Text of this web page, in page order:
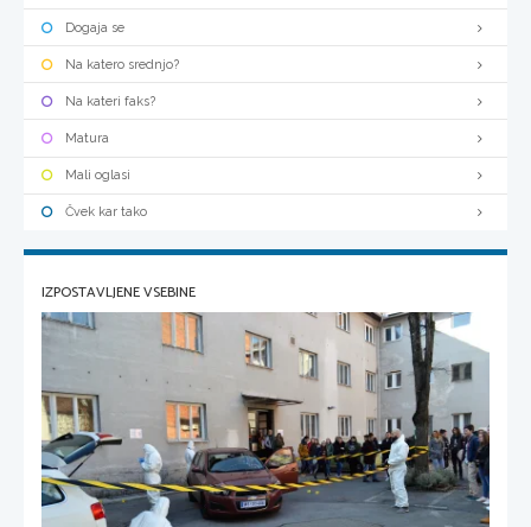
Dogaja se
Na katero srednjo?
Na kateri faks?
Matura
Mali oglasi
Čvek kar tako
IZPOSTAVLJENE VSEBINE